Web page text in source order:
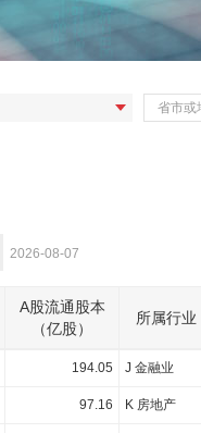
市
2026-08-07
A股流通股本
（亿股）
所属行业
194.05 J 金融业
97.16 K 房地产